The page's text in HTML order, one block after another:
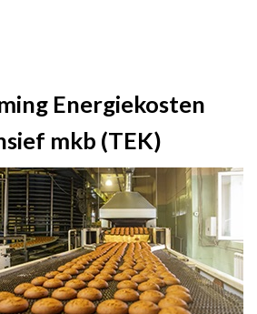
Energiekosten
mkb (TEK)